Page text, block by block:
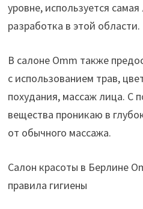
уровне, используется
разработка в этой области.
В салоне Omm также
с использованием трав,
похудания, массаж лица. С
вещества проникаю в
от обычного массажа.
Салон красоты в Берлине
правила гигиены